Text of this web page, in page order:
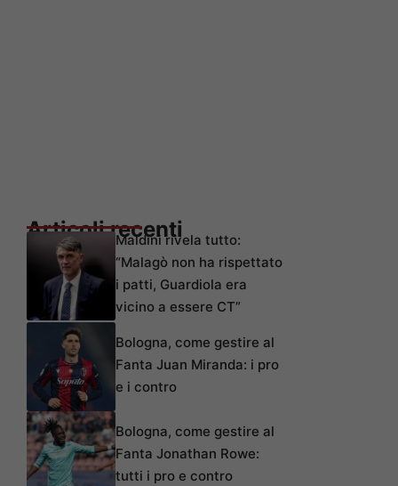
Articoli recenti
Maldini rivela tutto:
“Malagò non ha rispettato
i patti, Guardiola era
vicino a essere CT”
Bologna, come gestire al
Fanta Juan Miranda: i pro
e i contro
Bologna, come gestire al
Fanta Jonathan Rowe:
tutti i pro e contro